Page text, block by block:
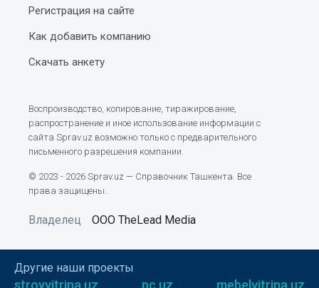
Регистрация на сайте
Как добавить компанию
Скачать анкету
Воспроизводство, копирование, тиражирование,
распространение и иное использование информации с
сайта Sprav.uz возможно только с предварительного
письменного разрешения компании.
© 2023 - 2026 Sprav.uz — Справочник Ташкента. Все
права защищены.
Владелец ООО TheLead Media
Другие наши проекты
stroyvitrina.uz pc.uz mebelvitrina.uz